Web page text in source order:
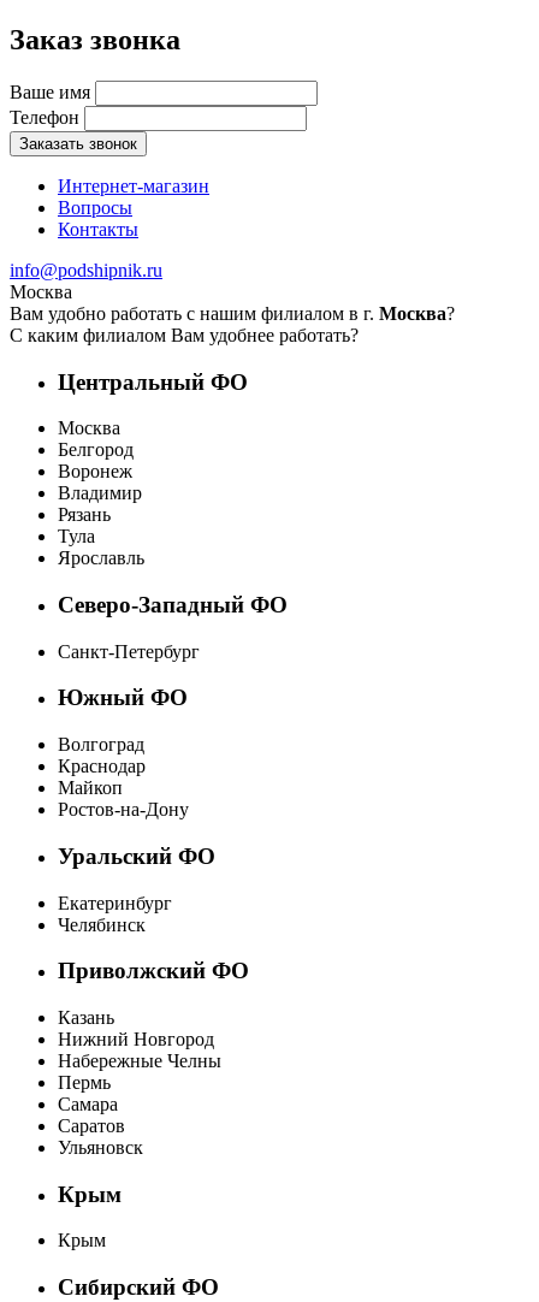
Заказ звонка
Ваше имя
Телефон
Заказать звонок
Интернет-магазин
Вопросы
Контакты
info@podshipnik.ru
Москва
Вам удобно работать с нашим филиалом в г. Москва?
С каким филиалом Вам удобнее работать?
Центральный ФО
Москва
Белгород
Воронеж
Владимир
Рязань
Тула
Ярославль
Северо-Западный ФО
Санкт-Петербург
Южный ФО
Волгоград
Краснодар
Майкоп
Ростов-на-Дону
Уральский ФО
Екатеринбург
Челябинск
Приволжский ФО
Казань
Нижний Новгород
Набережные Челны
Пермь
Самара
Саратов
Ульяновск
Крым
Крым
Сибирский ФО